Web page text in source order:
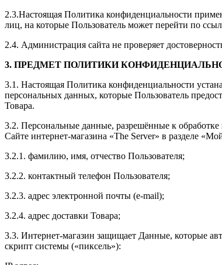
2.3.Настоящая Политика конфиденциальности
лиц, на которые Пользователь может перейти по
2.4. Администрация сайта не проверяет
3. ПРЕДМЕТ ПОЛИТИКИ
3.1. Настоящая Политика конфиденциальности
персональных данных, которые Пользователь
Товара.
3.2. Персональные данные, разрешённые к
Сайте интернет-магазина «The Server» в разделе
3.2.1. фамилию, имя, отчество Пользователя;
3.2.2. контактный телефон Пользователя;
3.2.3. адрес электронной почты (e-mail);
3.2.4. адрес доставки Товара;
3.3. Интернет-магазин защищает Данные, которые
скрипт системы («пиксель»):